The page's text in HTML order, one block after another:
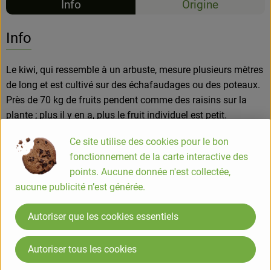
Info Origine
Info
Le kiwi, qui ressemble à un arbuste, mesure plusieurs mètres
de long et est cultivé sur des échafaudages ou des poteaux.
Près de 70 kg de fruits pendent comme des raisins sur la
plante ; plus il y en a, plus le fruit individuel est petit.
Le goût délicieux du kiwi est souvent décrit comme un
mélange de groseilles, de melon et de fraises.
Préparation :
En tant que fruit frais, le kiwi se déguste bien frais. Pour ce
faire, vous les coupez en travers et les évidez; vous pouvez
également les peler et les servir en tranches.
Vous mangez les graines fines. Vous pouvez affiner le goût
Ce site utilise des cookies pour le bon
fonctionnement de la carte interactive des
points. Aucune donnée n'est collectée,
aucune publicité n’est générée.
Autoriser que les cookies essentiels
Autoriser tous les cookies